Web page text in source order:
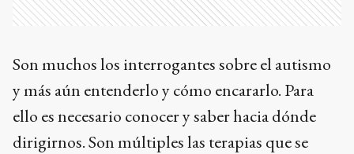
Son muchos los interrogantes sobre el autismo
y más aún entenderlo y cómo encararlo. Para
ello es necesario conocer y saber hacia dónde
dirigirnos. Son múltiples las terapias que se